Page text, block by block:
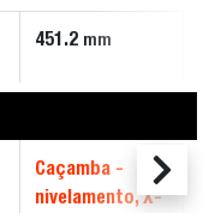
451.2 mm
Caçamba -
nivelamento, X-